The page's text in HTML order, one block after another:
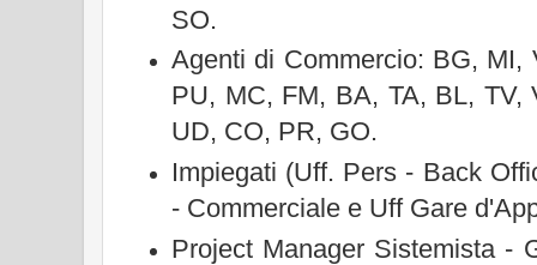
SO.
Agenti di Commercio: BG,
PU, MC, FM, BA, TA, BL, TV,
UD, CO, PR, GO.
Impiegati (Uff. Pers - Back
- Commerciale e Uff Gare
Project Manager Sistemista -